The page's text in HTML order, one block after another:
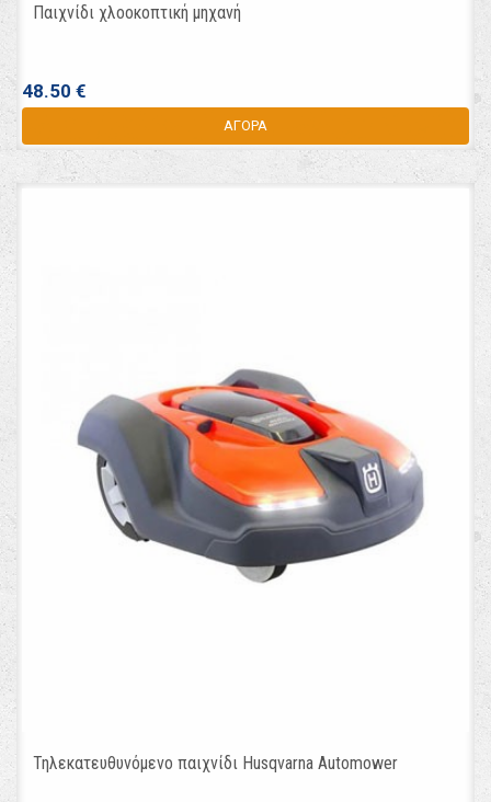
Παιχνίδι χλοοκοπτική μηχανή
48.50 €
ΑΓΟΡΑ
Τηλεκατευθυνόμενο παιχνίδι Husqvarna Automower